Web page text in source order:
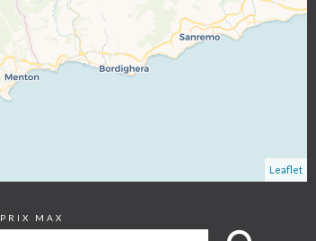
Leaflet
PRIX MAX